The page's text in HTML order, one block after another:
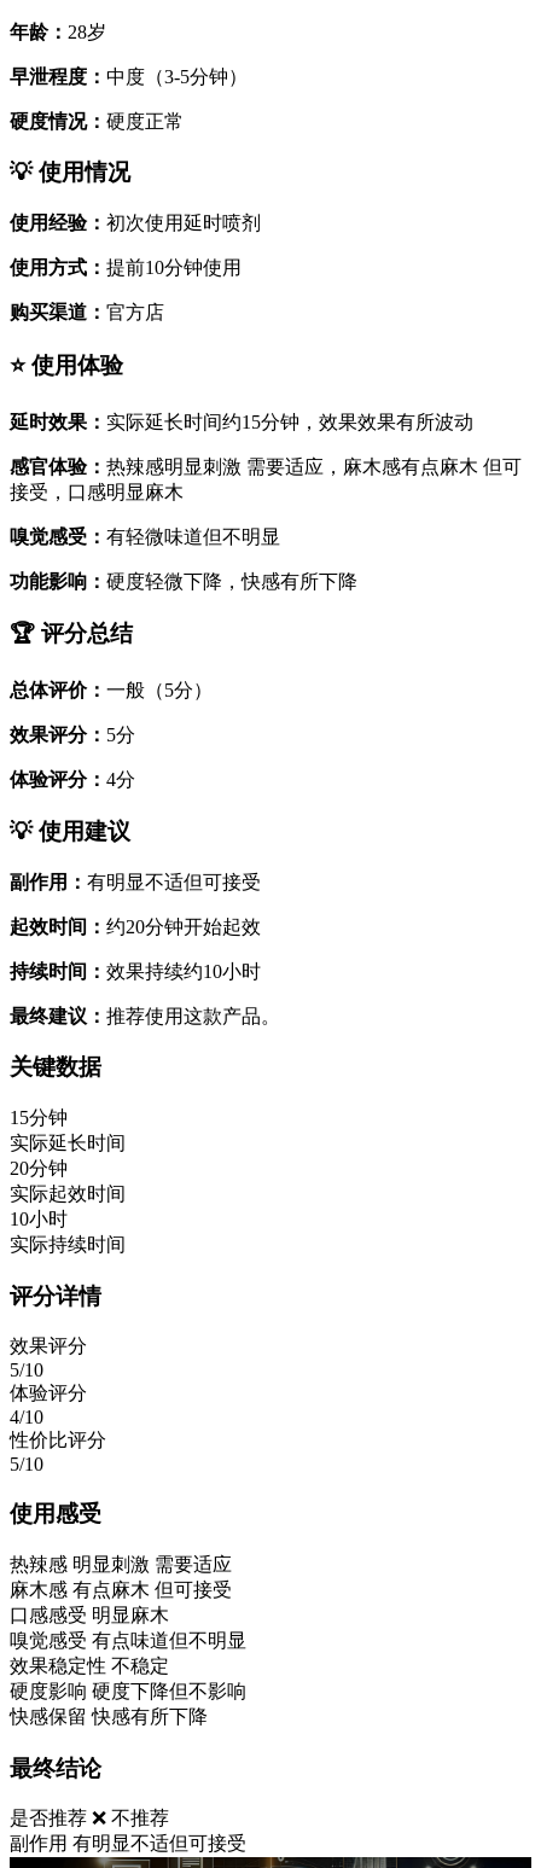
年龄： 28岁
早泄程度： 中度（3-5分钟）
硬度情况： 硬度正常
💡 使用情况
使用经验： 初次使用延时喷剂
使用方式： 提前10分钟使用
购买渠道： 官方店
⭐ 使用体验
延时效果： 实际延长时间约15分钟，效果效果有所波动
感官体验： 热辣感明显刺激 需要适应，麻木感有点麻木 但可
接受，口感明显麻木
嗅觉感受： 有轻微味道但不明显
功能影响： 硬度轻微下降，快感有所下降
🏆 评分总结
总体评价： 一般（5分）
效果评分： 5分
体验评分： 4分
💡 使用建议
副作用： 有明显不适但可接受
起效时间： 约20分钟开始起效
持续时间： 效果持续约10小时
最终建议： 推荐使用这款产品。
关键数据
15分钟
实际延长时间
20分钟
实际起效时间
10小时
实际持续时间
评分详情
效果评分
5/10
体验评分
4/10
性价比评分
5/10
使用感受
热辣感 明显刺激 需要适应
麻木感 有点麻木 但可接受
口感感受 明显麻木
嗅觉感受 有点味道但不明显
效果稳定性 不稳定
硬度影响 硬度下降但不影响
快感保留 快感有所下降
最终结论
是否推荐 ❌ 不推荐
副作用 有明显不适但可接受